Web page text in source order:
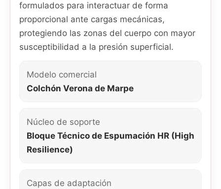
formulados para interactuar de forma
proporcional ante cargas mecánicas,
protegiendo las zonas del cuerpo con mayor
susceptibilidad a la presión superficial.
Modelo comercial
Colchón Verona de Marpe
Núcleo de soporte
Bloque Técnico de Espumación HR (High
Resilience)
Capas de adaptación